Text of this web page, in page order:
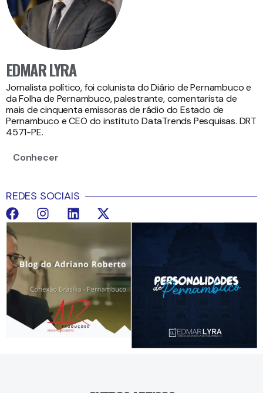
EDMAR LYRA
Jornalista político, foi colunista do Diário de Pernambuco e
da Folha de Pernambuco, palestrante, comentarista de
mais de cinquenta emissoras de rádio do Estado de
Pernambuco e CEO do instituto DataTrends Pesquisas. DRT
4571-PE.
Conhecer
REDES SOCIAIS